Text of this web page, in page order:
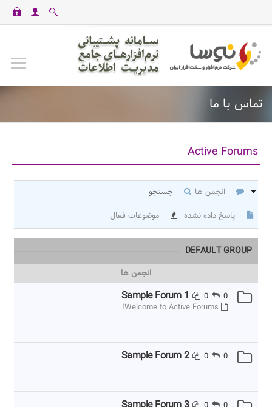
تماس با ما
Active Forums
انجمن ها
جستجو
پاسخ داده نشده
موضوعات فعال
DEFAULT GROUP
انجمن ها
Sample Forum 1 0
0
Sample Forum 2 0 0